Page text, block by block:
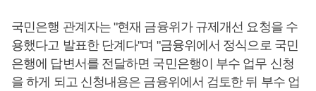
국민은행 관계자는 "현재 금융위가 규제개선 요청을 수
용했다고 발표한 단계다"며 "금융위에서 정식으로 국민
은행에 답변서를 전달하면 국민은행이 부수 업무 신청
을 하게 되고 신청내용은 금융위에서 검토한 뒤 부수 업